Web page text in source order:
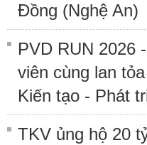
Đồng (Nghệ An)
PVD RUN 2026
viên cùng lan
Kiến tạo - Phát
TKV ủng hộ 20